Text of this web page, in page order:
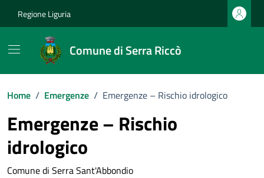
Regione Liguria
Comune di Serra Riccò
Home / Emergenze / Emergenze – Rischio idrologico
Emergenze – Rischio
idrologico
Comune di Serra Sant'Abbondio